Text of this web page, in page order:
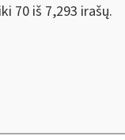
70 iš 7,293 irašų.